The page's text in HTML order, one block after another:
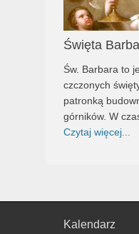
Święta
Św. Barbara to
czczonych
patronką
górników. W
Czytaj więcej...
Kalendarz